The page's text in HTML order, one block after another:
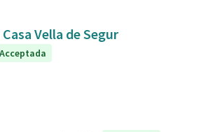
Vella de Segur
Acceptada